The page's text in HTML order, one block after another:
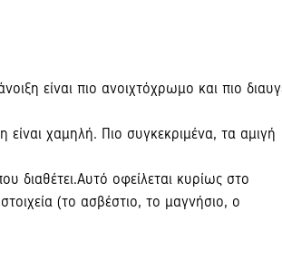
είναι πιο ανοιχτόχρωμο και πιο
χαμηλή. Πιο συγκεκριμένα, τα αμιγή
διαθέτει.Αυτό οφείλεται κυρίως στο
(το ασβέστιο, το μαγνήσιο, ο